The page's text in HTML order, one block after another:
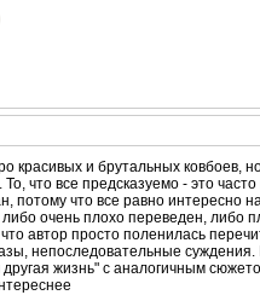
и брутальных ковбоев,
что все предсказуемо - это
потому что все равно интересно
очень плохо переведен, либо
автор просто поленилась
непоследовательные
жизнь" с аналогичным